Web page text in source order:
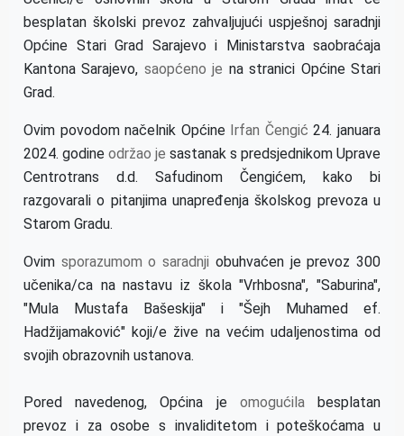
besplatan školski prevoz zahvaljujući uspješnoj saradnji
Općine Stari Grad Sarajevo i Ministarstva saobraćaja
Kantona Sarajevo, saopćeno je na stranici Općine Stari
Grad.
Ovim povodom načelnik Općine Irfan Čengić 24. januara
2024. godine održao je sastanak s predsjednikom Uprave
Centrotrans d.d. Safudinom Čengićem, kako bi
razgovarali o pitanjima unapređenja školskog prevoza u
Starom Gradu.
Ovim sporazumom o saradnji obuhvaćen je prevoz 300
učenika/ca na nastavu iz škola "Vrhbosna", "Saburina",
"Mula Mustafa Bašeskija" i "Šejh Muhamed ef.
Hadžijamaković" koji/e žive na većim udaljenostima od
svojih obrazovnih ustanova.
Pored navedenog, Općina je omogućilabesplatan
prevoz i za osobe s invaliditetom i poteškoćama u